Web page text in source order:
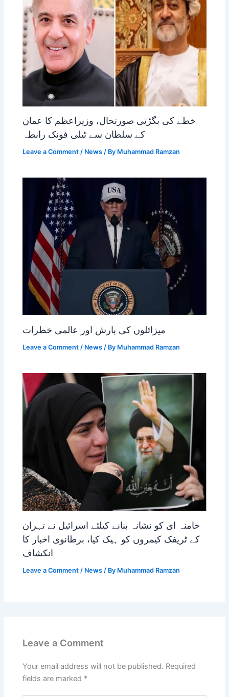
خطے کی بگڑتی صورتحال، وزیراعظم کا عمان
کے سلطان سے ٹیلی فونک رابطہ
Leave a Comment / News / By Muhammad Ramzan
میزائلوں کی بارش اور عالمی خطرات
Leave a Comment / News / By Muhammad Ramzan
خامنہ ای کو نشانہ بنانے کیلئے اسرائیل نے تہران
کے ٹریفک کیمروں کو ہیک کیا، برطانوی اخبار کا
انکشاف
Leave a Comment / News / By Muhammad Ramzan
Leave a Comment
Your email address will not be published. Required
fields are marked *